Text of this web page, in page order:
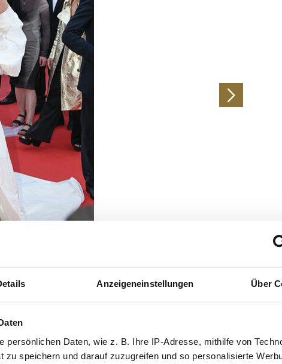
Anzeigeneinstellungen Über
persönlichen Daten, wie z. B. Ihre IP-Adresse, mithilfe von
speichern und darauf zuzugreifen und so personalisierte
Advertisement